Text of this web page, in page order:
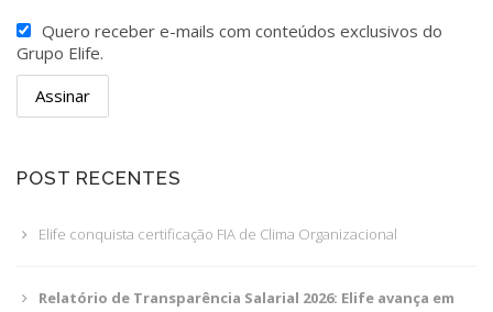
Quero receber e-mails com conteúdos exclusivos do
Grupo Elife.
POST RECENTES
Elife conquista certificação FIA de Clima Organizacional
Relatório de Transparência Salarial 2026: Elife avança em